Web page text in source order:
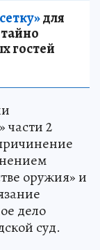
для
гостей
части 2
оружия» и
дело
суд.